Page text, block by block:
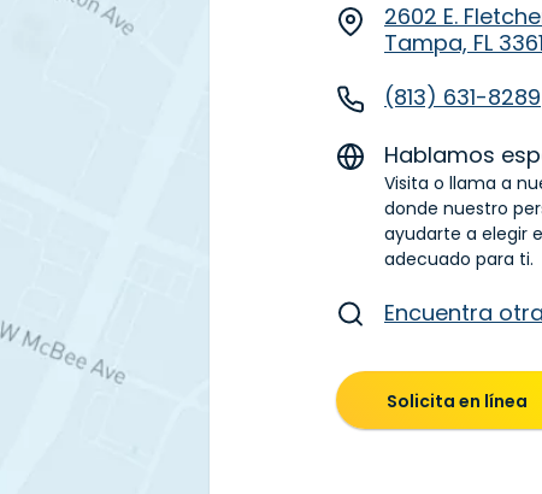
2602 E.
Tampa, FL
(813) 631-8289
Hablamos
Visita o llama a
donde nuestro
ayudarte a elegir
adecuado para ti.
Encuentra
Solicita en línea